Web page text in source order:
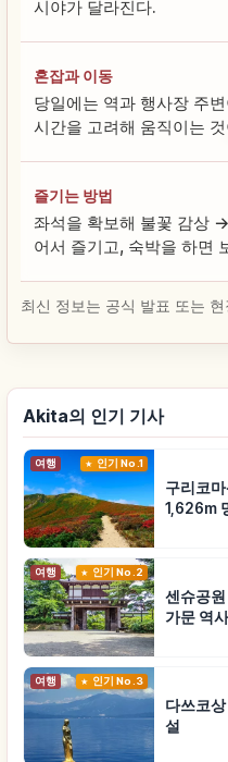
시야가 달라진다.
혼잡과 이동
당일에는 역과 행사장 주
시간을 고려해 움직이는
즐기는 방법
좌석을 확보해 불꽃 감상
어서 즐기고, 숙박을 하면
최신 정보는 공식 발표 또는
Akita의 인기 기사
여행 인기 No.1
구리코
1,626m
여행 인기 No.2
센슈공
가문 역사
여행 인기 No.3
다쓰코
설